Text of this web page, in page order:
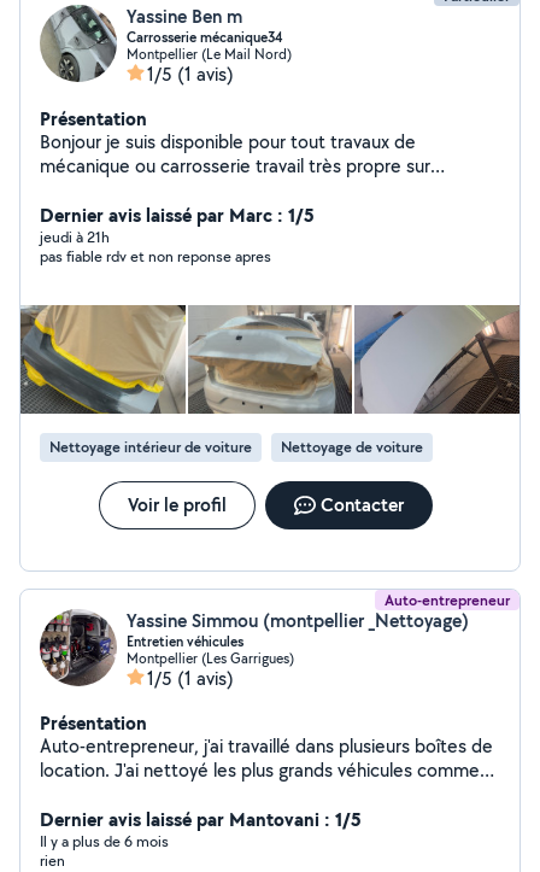
Yassine Ben m
Carrosserie mécanique34
Montpellier (Le Mail Nord)
1/5 (1 avis)
Présentation
Bonjour je suis disponible pour tout travaux de
mécanique ou carrosserie travail très propre sur
Dernier avis laissé par Marc : 1/5
jeudi à 21h
pas fiable rdv et non reponse apres
Nettoyage intérieur de voiture Nettoyage de voiture
Voir le profil Contacter
Auto-entrepreneur
Yassine Simmou (montpellier _Nettoyage)
Entretien véhicules
Montpellier (Les Garrigues)
1/5 (1 avis)
Présentation
Auto-entrepreneur, j'ai travaillé dans plusieurs boîtes de
location. J'ai nettoyé les plus grands véhicules comme
de grosse qualité pour un nettoyage parfait. Tentez
votre chance et contactez-moi
Dernier avis laissé par Mantovani : 1/5
Il y a plus de 6 mois
rien